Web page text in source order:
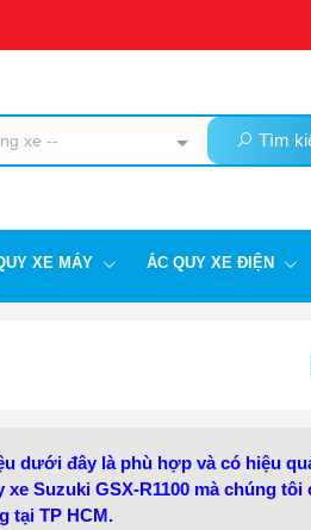
xe -- Tìm
XE MÁY ẮC QUY XE ĐIỆN
dưới đây là phù hợp và có hiệu
Suzuki GSX-R1100 mà chúng
tại TP HCM.